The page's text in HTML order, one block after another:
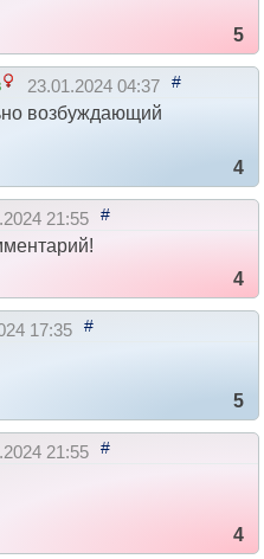
5
23.01.2024 04:37 #
возбуждающий
4
21:55 #
4
17:35 #
5
21:55 #
4